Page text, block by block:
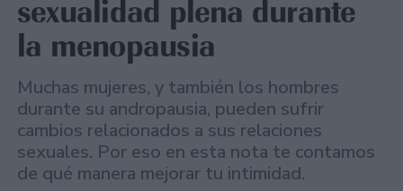
sexualidad plena durante
la menopausia
Muchas mujeres, y también los hombres
durante su andropausia, pueden sufrir
cambios relacionados a sus relaciones
sexuales. Por eso en esta nota te contamos
de qué manera mejorar tu intimidad.